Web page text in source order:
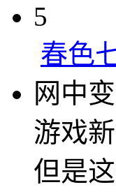
5
春色
网中
游戏
但是